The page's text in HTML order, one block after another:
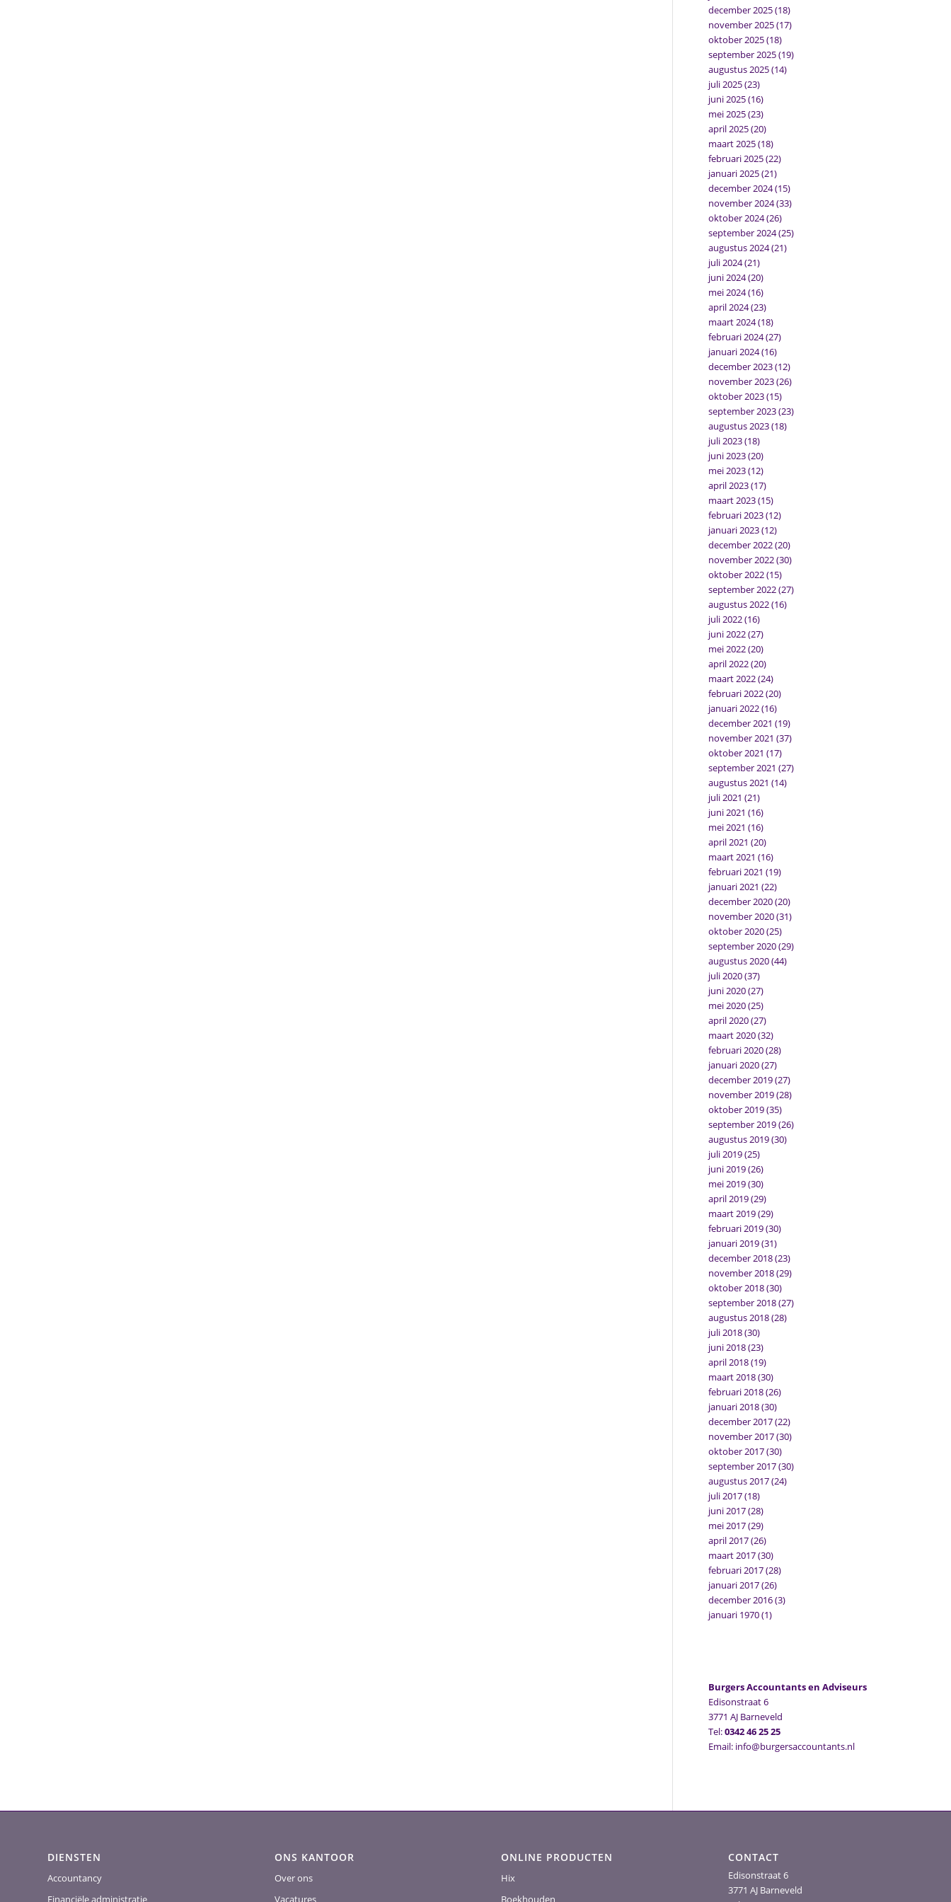
december 2025(18)
november 2025(17)
oktober 2025(18)
september 2025(19)
augustus 2025(14)
juli 2025(23)
juni 2025(16)
mei 2025(23)
april 2025(20)
maart 2025(18)
februari 2025(22)
januari 2025(21)
december 2024(15)
november 2024(33)
oktober 2024(26)
september 2024(25)
augustus 2024(21)
juli 2024(21)
juni 2024(20)
mei 2024(16)
april 2024(23)
maart 2024(18)
februari 2024(27)
januari 2024(16)
december 2023(12)
november 2023(26)
oktober 2023(15)
september 2023(23)
augustus 2023(18)
juli 2023(18)
juni 2023(20)
mei 2023(12)
april 2023(17)
maart 2023(15)
februari 2023(12)
januari 2023(12)
december 2022(20)
november 2022(30)
oktober 2022(15)
september 2022(27)
augustus 2022(16)
juli 2022(16)
juni 2022(27)
mei 2022(20)
april 2022(20)
maart 2022(24)
februari 2022(20)
januari 2022(16)
december 2021 (19)
november 2021 (37)
oktober 2021 (17)
september 2021 (27)
augustus 2021 (14)
juli 2021 (21)
juni 2021 (16)
mei 2021 (16)
april 2021 (20)
maart 2021 (16)
februari 2021 (19)
januari 2021 (22)
december 2020(20)
november 2020(31)
oktober 2020(25)
september 2020(29)
augustus 2020(44)
juli 2020(37)
juni 2020(27)
mei 2020(25)
april 2020(27)
maart 2020(32)
februari 2020(28)
januari 2020(27)
december 2019(27)
november 2019(28)
oktober 2019(35)
september 2019(26)
augustus 2019(30)
juli 2019(25)
juni 2019(26)
mei 2019(30)
april 2019(29)
maart 2019(29)
februari 2019(30)
januari 2019(31)
december 2018(23)
november 2018(29)
oktober 2018(30)
september 2018(27)
augustus 2018(28)
juli 2018(30)
juni 2018(23)
april 2018(19)
maart 2018(30)
februari 2018(26)
januari 2018(30)
december 2017(22)
november 2017(30)
oktober 2017(30)
september 2017(30)
augustus 2017(24)
juli 2017(18)
juni 2017(28)
mei 2017(29)
april 2017(26)
maart 2017(30)
februari 2017(28)
januari 2017(26)
december 2016(3)
januari 1970(1)
Burgers Accountants en Adviseurs
Edisonstraat 6
3771 AJ Barneveld
Tel:0342 46 25 25
Email: info@burgersaccountants.nl
DIENSTEN
Accountancy
Financiële administratie
ONS KANTOOR
Over ons
Vacatures
ONLINE PRODUCTEN
Hix
Boekhouden
CONTACT
Edisonstraat 6
3771 AJ Barneveld